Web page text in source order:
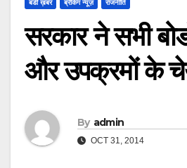
बडी ख़बर ब्रेकिंग न्यूज़ राजनीति
सरकार ने सभी
और उपक्रमों के
By admin
OCT 31, 2014